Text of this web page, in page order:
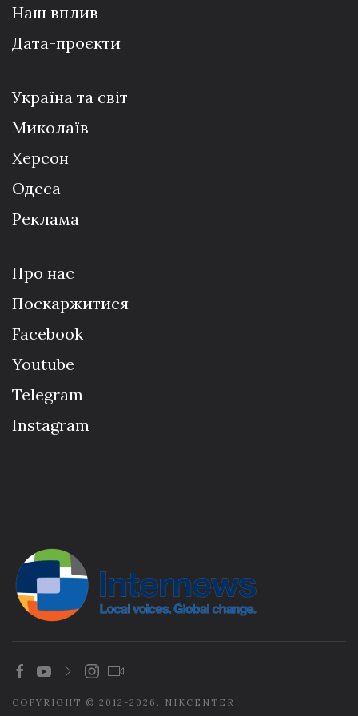
Наш вплив
Дата-проєкти
Україна та світ
Миколаїв
Херсон
Одеса
Реклама
Про нас
Поскаржитися
Facebook
Youtube
Telegram
Instagram
COPYRIGHT © 2012-2026. NIKCENTER